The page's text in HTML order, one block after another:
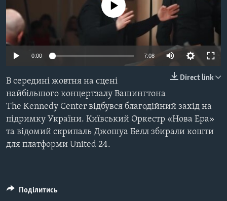
СУСПІЛЬСТВО
ЕКОНОМІКА
ІСТОРІЇ УСПІХУ УКРАЇНЦІВ
ТЕЛЕПРОГРАМИ
ЧАС-TIME
БРИФІНГ ГОЛОСУ АМЕРИКИ
ВІКНО В АМЕРИКУ
ПРАЙМ-ТАЙМ
ПОГЛЯД З ВАШИНГТОНА
ENGLISH
МИ В СОЦМЕРЕЖАХ
No media source currently available
0:00 7:08
Direct link
В середині жовтня на сцені
найбільшого концертзалу Вашингтона
The Kennedy Center відбувся благодійний захід на
підримку України. Київський Оркестр «Нова Ера»
та відомий скрипаль Джошуа Белл збирали кошти
для платформи United 24.
Поділитись